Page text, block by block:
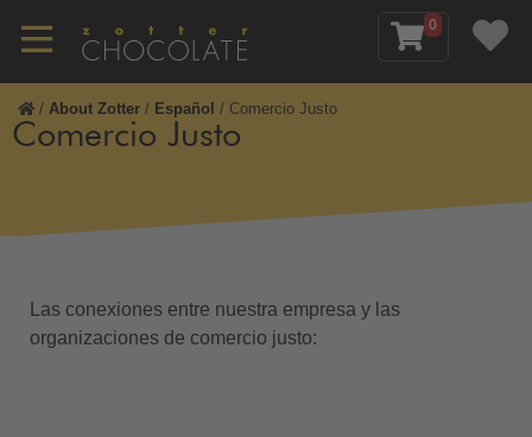
0
/ About Zotter / Español / Comercio Justo
Comercio Justo
Las conexiones entre nuestra empresa y las
organizaciones de comercio justo: